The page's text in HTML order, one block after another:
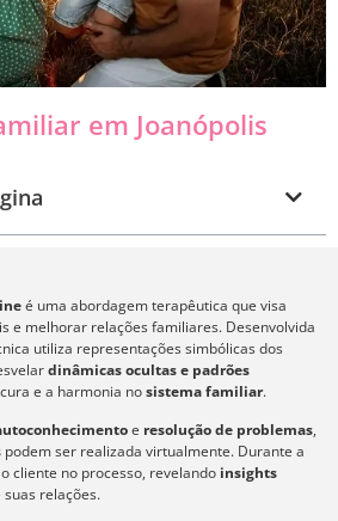
em Joanópolis
é uma abordagem terapêutica que visa
e melhorar relações familiares. Desenvolvida
utiliza representações simbólicas dos
dinâmicas ocultas e padrões
e a harmonia nosistema familiar.
e resolução de problemas,
podem ser realizada virtualmente. Durante a
cliente no processo, revelando insights
relações.